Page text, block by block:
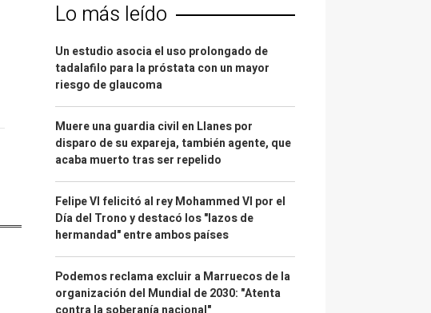
Lo más leído
Un estudio asocia el uso prolongado de
tadalafilo para la próstata con un mayor
riesgo de glaucoma
Muere una guardia civil en Llanes por
disparo de su expareja, también agente, que
acaba muerto tras ser repelido
Felipe VI felicitó al rey Mohammed VI por el
Día del Trono y destacó los "lazos de
hermandad" entre ambos países
Podemos reclama excluir a Marruecos de la
organización del Mundial de 2030: "Atenta